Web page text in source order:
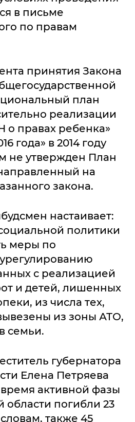
в письме
по правам
принятия Закона
план
реализации
правах ребенка»
года» в 2014 году
не утвержден План
на
закона.
настаивает:
политики
меры по
с реализацией
и детей, лишенных
из числа тех,
из зоны АТО,
семьи.
губернатора
Елена Петряева
время активной фазы
погибли 23
также 45